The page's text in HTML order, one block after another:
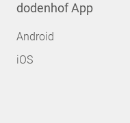
dodenhof App
Android
iOS